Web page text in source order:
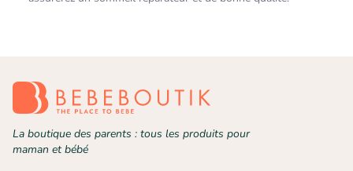
La boutique des parents : tous les produits pour
maman et bébé